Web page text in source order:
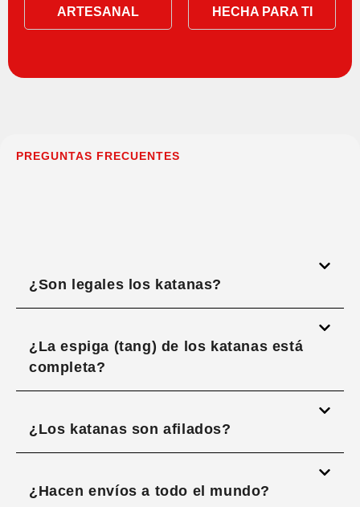
ARTESANAL
HECHA PARA TI
PREGUNTAS FRECUENTES
¿Son legales los katanas?
¿La espiga (tang) de los katanas está
completa?
¿Los katanas son afilados?
¿Hacen envíos a todo el mundo?